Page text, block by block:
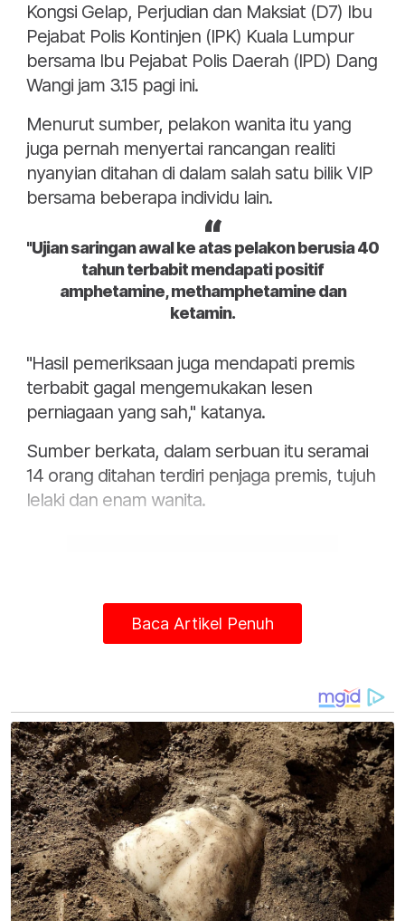
Kongsi Gelap, Perjudian dan Maksiat (D7) Ibu
Pejabat Polis Kontinjen (IPK) Kuala Lumpur
bersama Ibu Pejabat Polis Daerah (IPD) Dang
Wangi jam 3.15 pagi ini.
Menurut sumber, pelakon wanita itu yang
juga pernah menyertai rancangan realiti
nyanyian ditahan di dalam salah satu bilik VIP
bersama beberapa individu lain.
"Ujian saringan awal ke atas pelakon berusia 40
tahun terbabit mendapati positif
amphetamine, methamphetamine dan
ketamin.
"Hasil pemeriksaan juga mendapati premis
terbabit gagal mengemukakan lesen
perniagaan yang sah," katanya.
Sumber berkata, dalam serbuan itu seramai
14 orang ditahan terdiri penjaga premis, tujuh
lelaki dan enam wanita.
"Difahamkan ketika serbuan juga ada yang
mempunyai rekod jenayah lampau dan masih
dikehendaki.
"Premis terbabit juga menjual minuman keras
tanpa lesen dan kesemua mereka kemudian
Baca Artikel Penuh